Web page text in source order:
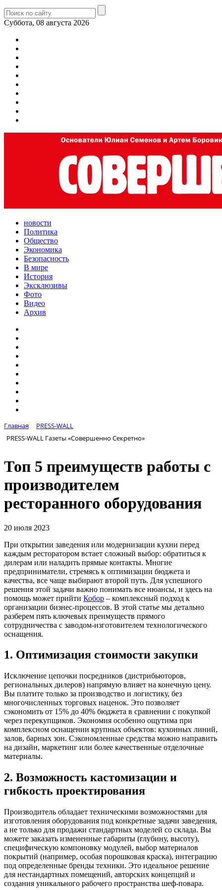
Суббота, 08 августа 2026
новости
Политика
Общество
Экономика
Безопасность
В мире
История
Эксклюзивы
Фото
Видео
Архив
Главная
PRESS-WALL
PRESS-WALL Газеты «Совершенно Секретно»
Топ 5 преимуществ работы с
производителем
ресторанного оборудования
20 июля 2023
При открытии заведения или модернизации кухни перед
каждым ресторатором встает сложный выбор: обратиться к
дилерам или наладить прямые контакты. Многие
предприниматели, стремясь к оптимизации бюджета и
качества, все чаще выбирают второй путь. Для успешного
решения этой задачи важно понимать все нюансы, и здесь на
помощь может прийти Кобор – комплексный подход к
организации бизнес-процессов. В этой статье мы детально
разберем пять ключевых преимуществ прямого
сотрудничества с заводом-изготовителем технологического
оснащения.
1. Оптимизация стоимости закупки
Исключение цепочки посредников (дистрибьюторов,
региональных дилеров) напрямую влияет на конечную цену.
Вы платите только за производство и логистику, без
многочисленных торговых наценок. Это позволяет
сэкономить от 15% до 40% бюджета в сравнении с покупкой
через перекупщиков. Экономия особенно ощутима при
комплексном оснащении крупных объектов: кухонных линий,
залов, барных зон. Сэкономленные средства можно направить
на дизайн, маркетинг или более качественные отделочные
материалы.
2. Возможность кастомизации и
гибкость проектирования
Производитель обладает техническими возможностями для
изготовления оборудования под конкретные задачи заведения,
а не только для продажи стандартных моделей со склада. Вы
можете заказать измененные габариты (глубину, высоту),
специфическую компоновку модулей, выбор материалов
покрытий (например, особая порошковая краска), интеграцию
под определенные бренды техники. Это идеальное решение
для нестандартных помещений, авторских концепций и
создания уникального рабочего пространства шеф-повара.